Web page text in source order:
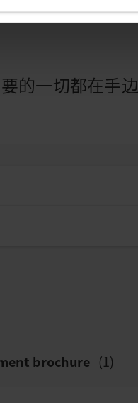
的一切都在手边
brochure (1)